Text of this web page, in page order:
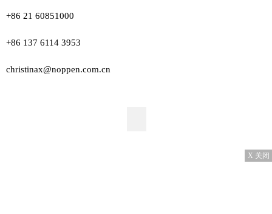
+86 21 60851000
+86 137 6114 3953
christinax@noppen.com.cn
X 关闭